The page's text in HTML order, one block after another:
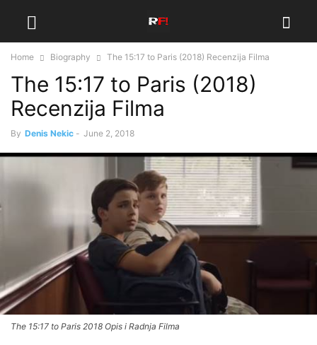
Home Biography The 15:17 to Paris (2018) Recenzija Filma
The 15:17 to Paris (2018)
Recenzija Filma
By Denis Nekic - June 2, 2018
The 15:17 to Paris 2018 Opis i Radnja Filma